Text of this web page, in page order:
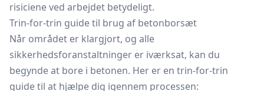
risiciene ved arbejdet betydeligt.
Trin-for-trin guide til brug af betonborsæt
Når området er klargjort, og alle
sikkerhedsforanstaltninger er iværksat, kan du
begynde at bore i betonen. Her er en trin-for-trin
guide til at hjælpe dig igennem processen: